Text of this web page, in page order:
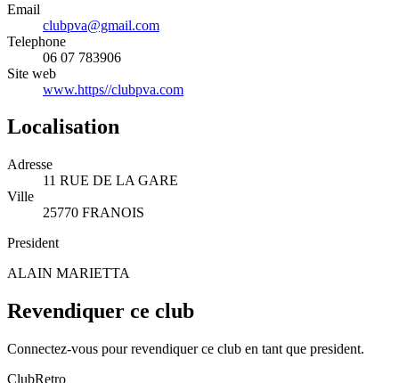
Email
clubpva@gmail.com
Telephone
06 07 783906
Site web
www.https//clubpva.com
Localisation
Adresse
11 RUE DE LA GARE
Ville
25770 FRANOIS
President
ALAIN MARIETTA
Revendiquer ce club
Connectez-vous pour revendiquer ce club en tant que president.
ClubRetro